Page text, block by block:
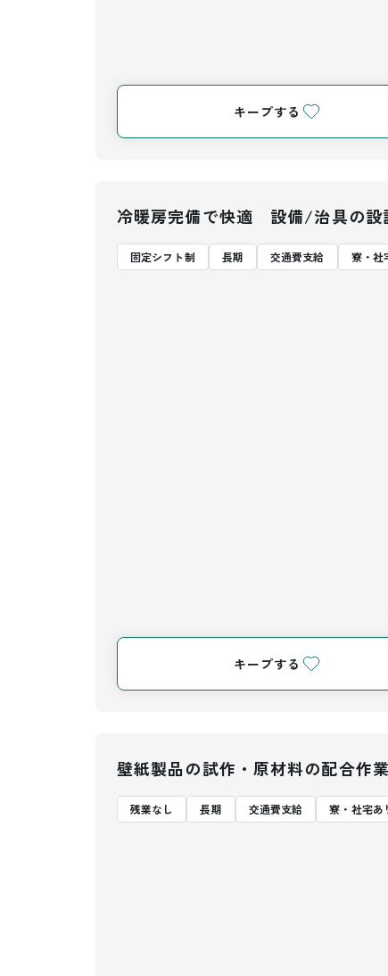
キープする
冷暖房完備で快適 設備/治具の設
固定シフト制 長期 交通費支給 寮・社
キープする
壁紙製品の試作・原材料の配合作
残業なし 長期 交通費支給 寮・社宅あ